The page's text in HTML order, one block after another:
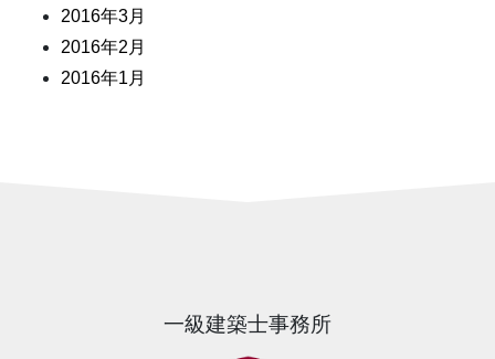
2016年3月
2016年2月
2016年1月
一級建築士事務所